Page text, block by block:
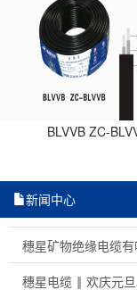
BLVVB ZC-
新闻中心
穗星矿物绝缘电缆
穗星电缆 ‖ 欢庆元